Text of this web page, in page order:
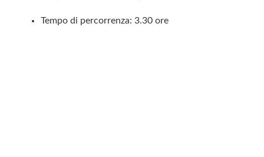
Tempo di percorrenza: 3.30 ore